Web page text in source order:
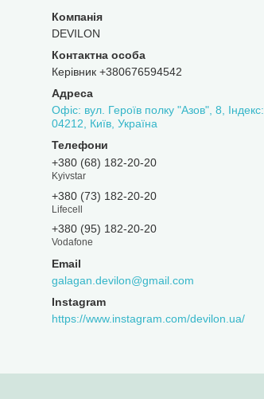
DEVILON
Керівник +380676594542
Офіс: вул. Героїв полку "Азов", 8, Індекс:
04212, Київ, Україна
+380 (68) 182-20-20
Kyivstar
+380 (73) 182-20-20
Lifecell
+380 (95) 182-20-20
Vodafone
galagan.devilon@gmail.com
Instagram
https://www.instagram.com/devilon.ua/